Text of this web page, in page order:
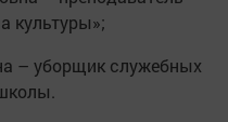
культуры»;
– уборщик служебных